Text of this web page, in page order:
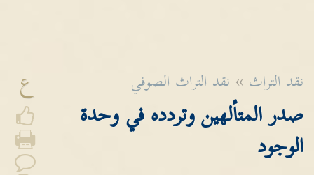
ع نقد التراث » نقد التراث الصوفي
صدر المتألهين وتردده في وحدة
الوجود